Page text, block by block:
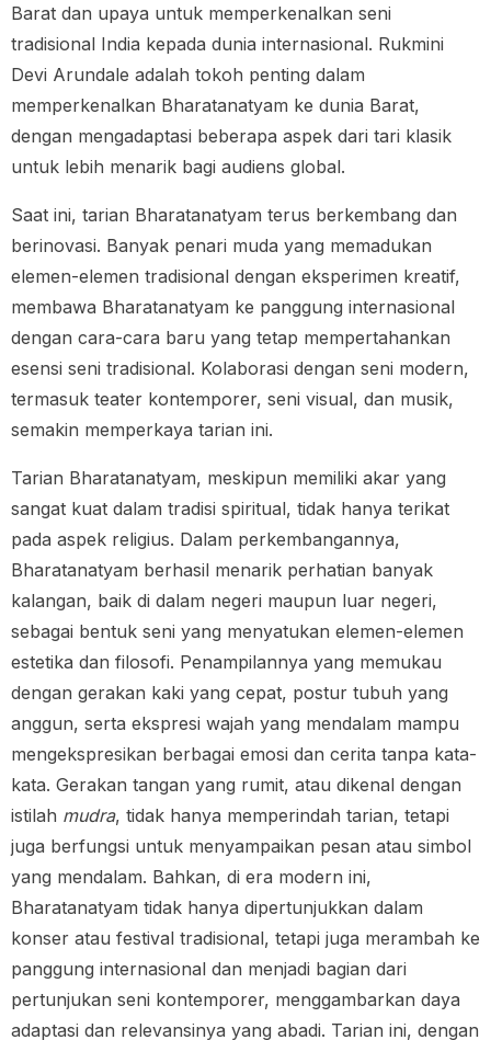
Barat dan upaya untuk memperkenalkan seni
tradisional India kepada dunia internasional. Rukmini
Devi Arundale adalah tokoh penting dalam
memperkenalkan Bharatanatyam ke dunia Barat,
dengan mengadaptasi beberapa aspek dari tari klasik
untuk lebih menarik bagi audiens global.
Saat ini, tarian Bharatanatyam terus berkembang dan
berinovasi. Banyak penari muda yang memadukan
elemen-elemen tradisional dengan eksperimen kreatif,
membawa Bharatanatyam ke panggung internasional
dengan cara-cara baru yang tetap mempertahankan
esensi seni tradisional. Kolaborasi dengan seni modern,
termasuk teater kontemporer, seni visual, dan musik,
semakin memperkaya tarian ini.
Tarian Bharatanatyam, meskipun memiliki akar yang
sangat kuat dalam tradisi spiritual, tidak hanya terikat
pada aspek religius. Dalam perkembangannya,
Bharatanatyam berhasil menarik perhatian banyak
kalangan, baik di dalam negeri maupun luar negeri,
sebagai bentuk seni yang menyatukan elemen-elemen
estetika dan filosofi. Penampilannya yang memukau
dengan gerakan kaki yang cepat, postur tubuh yang
anggun, serta ekspresi wajah yang mendalam mampu
mengekspresikan berbagai emosi dan cerita tanpa kata-
kata. Gerakan tangan yang rumit, atau dikenal dengan
istilah mudra, tidak hanya memperindah tarian, tetapi
juga berfungsi untuk menyampaikan pesan atau simbol
yang mendalam. Bahkan, di era modern ini,
Bharatanatyam tidak hanya dipertunjukkan dalam
konser atau festival tradisional, tetapi juga merambah ke
panggung internasional dan menjadi bagian dari
pertunjukan seni kontemporer, menggambarkan daya
adaptasi dan relevansinya yang abadi. Tarian ini, dengan